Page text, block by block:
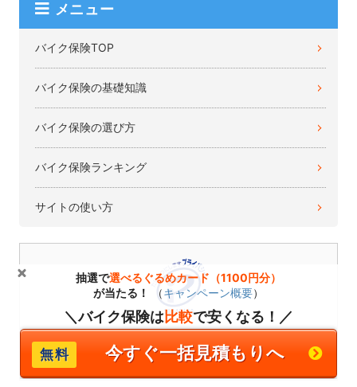
メニュー
バイク保険TOP
バイク保険の基礎知識
バイク保険の選び方
バイク保険ランキング
サイトの使い方
当社は個人情報の取扱いを適切に行う企業としてプライバシーマー
クの使用を認められた認定事業者です。
→「個人情報保護方針」
抽選で選べるぐるめカード（1100円分）
が当たる！
（キャンペーン概要）
＼バイク保険は比較で安くなる！／
今すぐ一括見積もりへ